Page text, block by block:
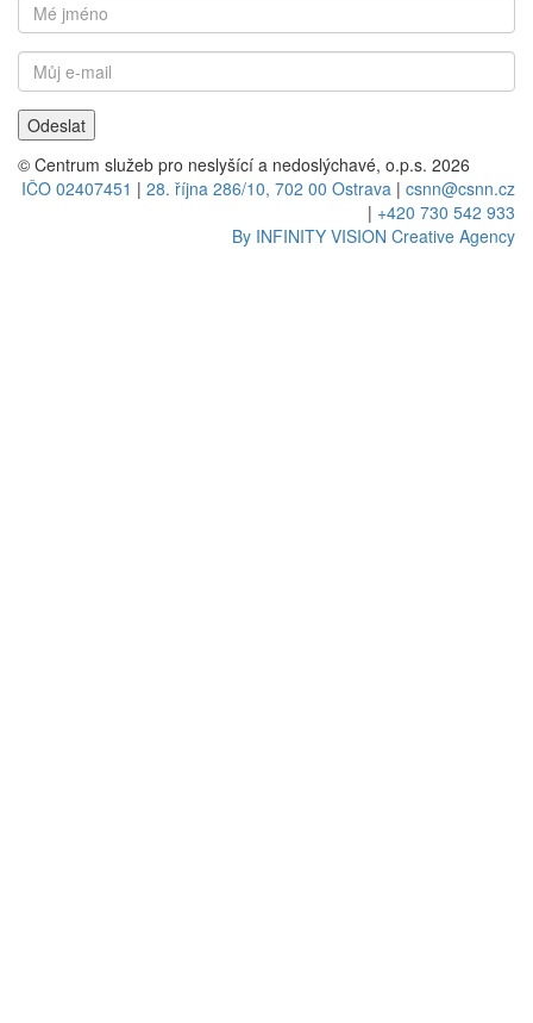
© Centrum služeb pro neslyšící a nedoslýchavé, o.p.s. 2026
IČO 02407451 | 28. října 286/10, 702 00 Ostrava | csnn@csnn.cz
| +420 730 542 933
By INFINITY VISION Creative Agency